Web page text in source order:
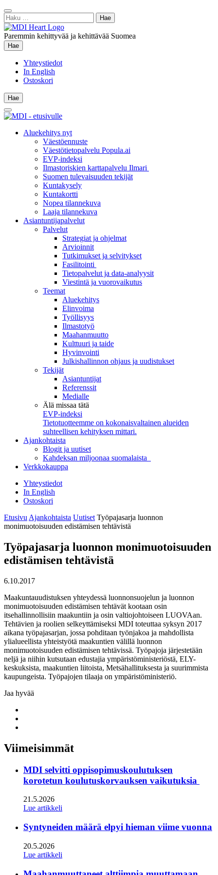
Siirry
sisältöön
Sulje
hae
Haku:
Paremmin kehittyvää ja kehittävää Suomea
Hae
Hae
Yhteystiedot
In English
Ostoskori
Hae
Hae
Main
Menu
Aluekehitys nyt
Väestöennuste
Väestötietopalvelu Popula.ai
EVP-indeksi
Ilmastoriskien karttapalvelu Ilmari
Suomen tulevaisuuden tekijät
Kuntakysely
Kuntakortti
Nopea tilannekuva
Laaja tilannekuva
Asiantuntijapalvelut
Palvelut
Strategiat ja ohjelmat
Arvioinnit
Tutkimukset ja selvitykset
Fasilitointi
Tietopalvelut ja data-analyysit
Viestintä ja vuorovaikutus
Teemat
Aluekehitys
Elinvoima
Työllisyys
Ilmastotyö
Maahanmuutto
Kulttuuri ja taide
Hyvinvointi
Julkishallinnon ohjaus ja uudistukset
Tekijät
Asiantuntijat
Referenssit
Medialle
Älä missaa tätä
EVP-indeksi
Tietotuotteemme on kokonaisvaltainen alueiden
suhteellisen kehityksen mittari.
Ajankohtaista
Blogit ja uutiset
Kahdeksan miljoonaa suomalaista
Verkkokauppa
Yhteystiedot
In English
Ostoskori
Etusivu Ajankohtaista Uutiset Työpajasarja luonnon
monimuotoisuuden edistämisen tehtävistä
Työpajasarja luonnon monimuotoisuuden
edistämisen tehtävistä
6.10.2017
Maakuntauudistuksen yhteydessä luonnonsuojelun ja luonnon
monimuotoisuuden edistämisen tehtävät kootaan osin
itsehallinnollisiin maakuntiin ja osin valtiojohtoiseen LUOVAan.
Tehtävien ja roolien selkeyttämiseksi MDI toteuttaa syksyn 2017
aikana työpajasarjan, jossa pohditaan työnjakoa ja mahdollista
ylialueellista yhteistyötä maakuntien välillä luonnon
monimuotoisuuden edistämisen tehtävissä. Työpajoja järjestetään
neljä ja niihin kutsutaan edustajia ympäristöministeriöstä, ELY-
keskuksista, maakuntien liitoista, Metsähallituksesta ja suurimmista
kaupungeista. Työpajojen tilaaja on ympäristöministeriö.
Jaa hyvää
twitter
Viimeisimmät
MDI selvitti oppisopimuskoulutuksen
korotetun koulutuskorvauksen vaikutuksia
21.5.2026
Lue artikkeli
Syntyneiden määrä elpyi hieman viime vuonna
20.5.2026
Lue artikkeli